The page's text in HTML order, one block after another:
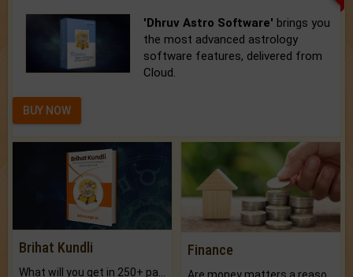
'Dhruv Astro Software' brings you
the most advanced astrology
software features, delivered from
Cloud.
BUY NOW
Brihat Kundli Finance